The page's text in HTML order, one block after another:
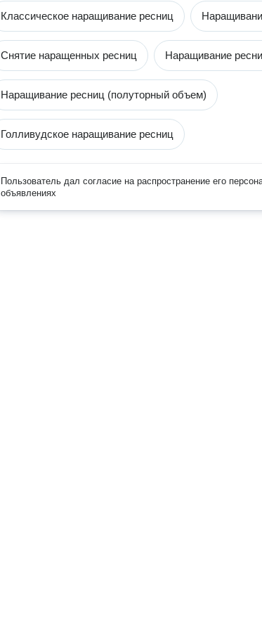
Классическое наращивание ресниц
Снятие наращенных ресниц Наращивание
Наращивание ресниц (полуторный объем)
Голливудское наращивание ресниц
Пользователь дал согласие на распространение его
объявлениях